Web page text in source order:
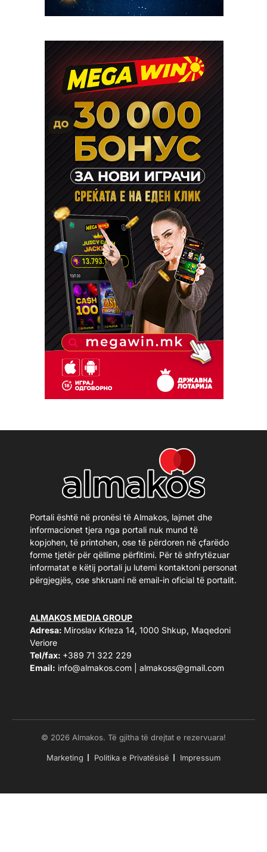
Portali është në pronësi të Almakos, lajmet dhe
informacionet tjera nga portali nuk mund të
kopjohen, të printohen, ose të përdoren në çfarëdo
forme tjetër për qëllime përfitimi. Për të shfrytëzuar
informatat e këtij portali ju lutemi kontaktoni personat
përgjegjës, ose shkruani në email-in oficial të portalit.
ALMAKOS MEDIA GROUP
Adresa: Miroslav Krleza 14, 1000 Shkup, Maqedoni
Veriore
Tel/fax: +389 71 322 229
Email: info@almakos.com almakoss@gmail.com
© 2026 Almakos. Të gjitha të drejtat e rezervuara!
Marketing Politika e Privatësisë Impressum